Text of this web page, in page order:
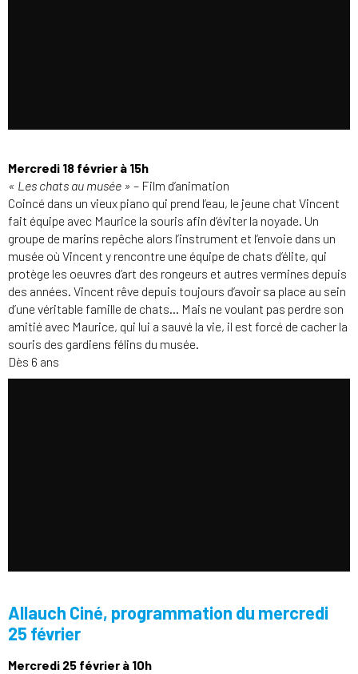
Mercredi 18 février à 15h
« Les chats au musée » – Film d’animation
Coincé dans un vieux piano qui prend l’eau, le jeune chat Vincent
fait équipe avec Maurice la souris afin d’éviter la noyade. Un
groupe de marins repêche alors l’instrument et l’envoie dans un
musée où Vincent y rencontre une équipe de chats d’élite, qui
protège les oeuvres d’art des rongeurs et autres vermines depuis
des années. Vincent rêve depuis toujours d’avoir sa place au sein
d’une véritable famille de chats… Mais ne voulant pas perdre son
amitié avec Maurice, qui lui a sauvé la vie, il est forcé de cacher la
souris des gardiens félins du musée.
Dès 6 ans
Allauch Ciné, programmation du mercredi
25 février
Mercredi 25 février à 10h